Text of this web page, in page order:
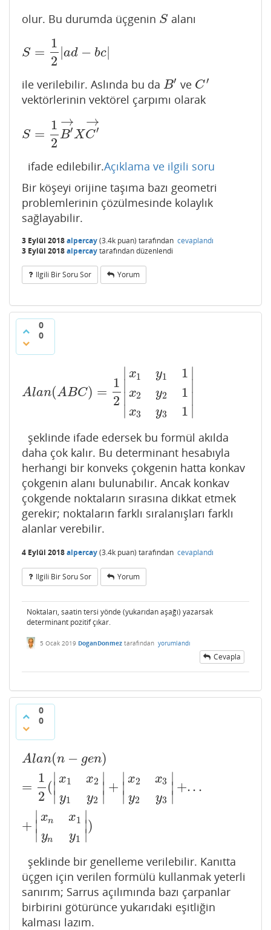
olur. Bu durumda üçgenin S
S alanı
S =
1
2
|ad − bc|
S= 12| ad− bc |
ile verilebilir. Aslında bu da B′
B′ ve C′
C′
vektörlerinin vektörel çarpımı olarak
S =
1
2
B′
→
XC′
→
S =12 B′→XC′→
ifade edilebilir.Açıklama ve ilgili soru
Bir köşeyi orijine taşıma bazı geometri
problemlerinin çözülmesinde kolaylık
sağlayabilir.
3 Eylül 2018alpercay(3.4k puan) tarafından cevaplandı
3 Eylül 2018alpercaytarafındandüzenlendi
Ilgili Bir Soru Sor Yorum
0
0
Alan(ABC) =
1
2
∣
∣
x1
x2
x3
y1
y2
y3
1
1
1 ∣
∣
Alan(ABC)=12 |x1 y1 1 x2y 1x3 1|
şeklinde ifade edersek bu formül akılda
daha çok kalır. Bu determinant hesabıyla
herhangi bir konveks çokgenin hatta konkav
çokgenin alanı bulunabilir. Ancak konkav
çokgende noktaların sırasına dikkat etmek
gerekir; noktaların farklı sıralanışları farklı
alanlar verebilir.
4 Eylül 2018alpercay(3.4k puan) tarafından cevaplandı
Ilgili Bir Soru Sor Yorum
Noktaları, saatin tersi yönde (yukarıdan aşağı) yazarsak
determinant pozitif çıkar.
5 Ocak 2019 DoganDonmez tarafından yorumlandı
Cevapla
0
0
Alan(n − gen)
=
1
2
(
∣
∣
∣
x1
y1
x2
y2
∣
∣
∣ +
∣
∣
∣
x2
y2
x3
y3
∣
∣
∣ +.. .
+
∣
∣
∣
xn
yn
x1
y1
∣
∣
∣)
Alan(n−g en =12(|
şeklinde bir genelleme verilebilir. Kanıtta
üçgen için verilen formülü kullanmak yeterli
sanırım; Sarrus açılımında bazı çarpanlar
birbirini götürünce yukarıdaki eşitliğin
kalması lazım.